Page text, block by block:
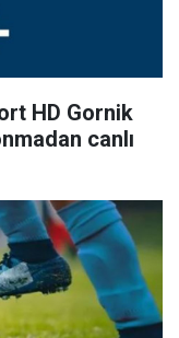
HD Gornik
canlı